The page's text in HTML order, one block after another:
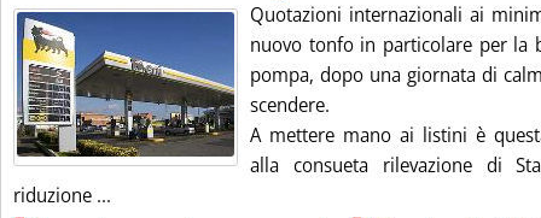
Quotazioni internazionali ai
nuovo tonfo in particolare per la
pompa, dopo una giornata di
scendere.
A mettere mano ai listini è
alla consueta rilevazione di
riduzione ...